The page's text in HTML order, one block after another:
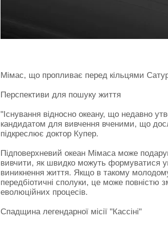
Мімас, що пропливає перед кільцями
Перспективи для пошуку життя
"Існування відносно океану, що недавно
кандидатом для вивчення вченими, що
підкреслює доктор Купер.
Підповерхневий океан Мімаса може
вивчити, як швидко можуть формуватися
виникнення життя. Якщо в такому
передбіотичні сполуки, це може повністю
еволюційних процесів.
Спадщина легендарної місії "Кассіні"